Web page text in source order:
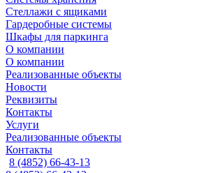
Стеллажи с ящиками
Гардеробные системы
Шкафы для паркинга
О компании
О компании
Реализованные объекты
Новости
Реквизиты
Контакты
Услуги
Реализованные объекты
Контакты
8 (4852) 66-43-13